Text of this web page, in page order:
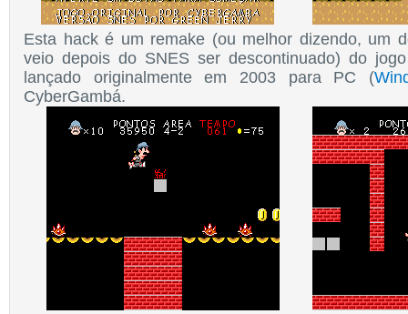
Esta hack é um remake (ou melhor dizendo, um
veio depois do SNES ser descontinuado) do
lançado originalmente em 2003 para PC (
CyberGambá.